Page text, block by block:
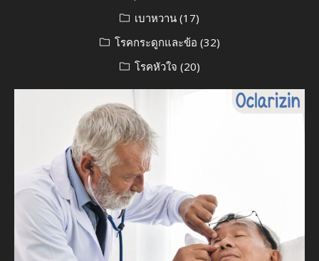
เบาหวาน (17)
โรคกระดูกและข้อ (32)
โรคหัวใจ (20)